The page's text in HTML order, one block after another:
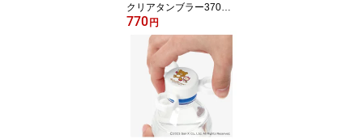
クリアタンブラー370ml
タンブラー コップ プラ
コップ 軽い 割れにくい
クリア 透明 プラスチッ
ク製 インテリア テーブ
ルウェア ペンスタンド
ペン立て 食洗機対応 サ
ンエックス san-x かわい
い 日本製
770円